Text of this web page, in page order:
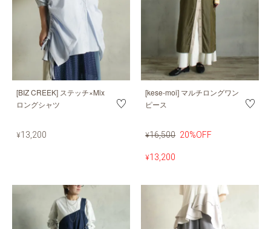
[BIZ CREEK] ステッチ×Mix
ロングシャツ
¥13,200
[kese-moi] マルチロングワン
ピース
¥16,500 20%OFF
¥13,200